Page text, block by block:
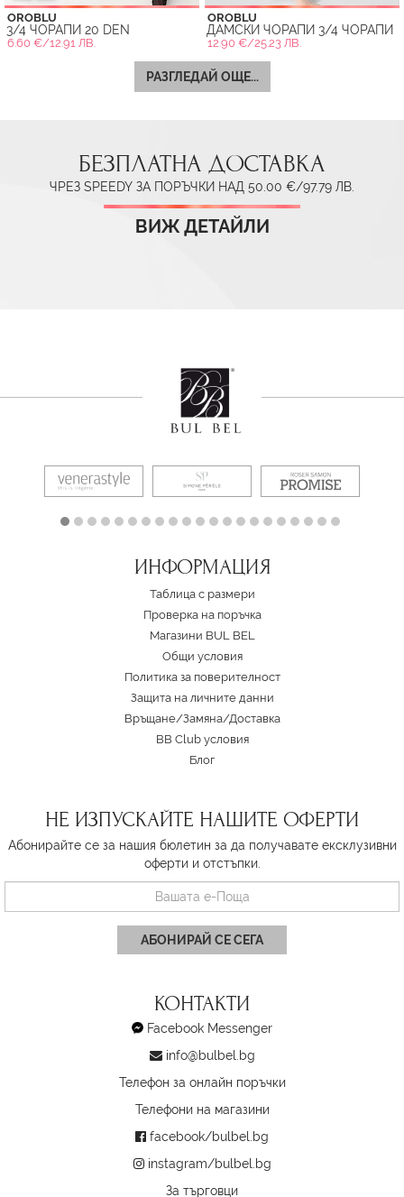
OROBLU
3/4 ЧОРАПИ 20 DEN
6.60 €/12.91 ЛВ.
OROBLU
ДАМСКИ ЧОРАПИ 3/4 ЧОРАПИ
12.90 €/25.23 ЛВ.
РАЗГЛЕДАЙ ОЩЕ...
БЕЗПЛАТНА ДОСТАВКА
ЧРЕЗ SPEEDY ЗА ПОРЪЧКИ НАД 50.00 €/97.79 ЛВ.
ВИЖ ДЕТАЙЛИ
ИНФОРМАЦИЯ
Таблица с размери
Проверка на поръчка
Магазини BUL BEL
Oбщи условия
Политика за поверителност
Защита на личните данни
Връщане/Замяна/Доставка
BB Club условия
Блог
НЕ ИЗПУСКАЙТЕ НАШИТЕ ОФЕРТИ
Абонирайте се за нашия бюлетин за да получавате ексклузивни
оферти и отстъпки.
АБОНИРАЙ СЕ СЕГА
КОНТАКТИ
Facebook Messenger
info@bulbel.bg
Телефон за онлайн поръчки
Телефони на магазини
facebook/bulbel.bg
instagram/bulbel.bg
За търговци